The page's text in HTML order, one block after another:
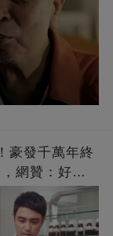
豪發千萬年終
網贊：好老